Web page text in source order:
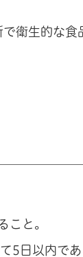
衛生的な
こと。
5日以内であ